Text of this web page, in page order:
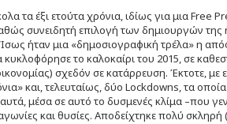
τα έξι ετούτα χρόνια, ιδίως για μια
συνειδητή επιλογή των δημιουργών
ήταν μια «δημοσιογραφική τρέλα» η
το καλοκαίρι του 2015, σε
σχεδόν σε κατάρρευση. Έκτοτε, με
και, τελευταίως, δύο Lockdowns, τα
μέσα σε αυτό το δυσμενές κλίμα –που
και θυσίες. Αποδείχτηκε πολύ